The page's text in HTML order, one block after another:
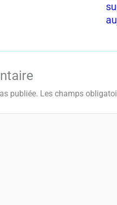
publiée. Les champs